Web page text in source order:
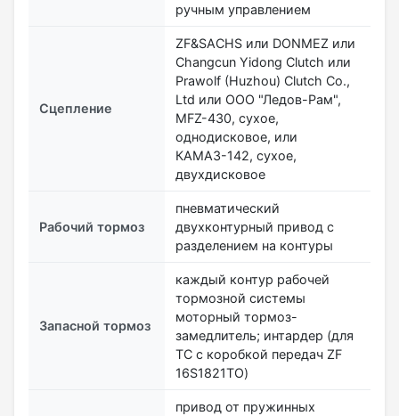
ручным управлением
Сцепление
ZF&SACHS или DONMEZ или
Changcun Yidong Clutch или
Prawolf (Huzhou) Clutch Co.,
Ltd или ООО "Ледов-Рам",
MFZ-430, сухое,
однодисковое, или
КАМАЗ-142, сухое,
двухдисковое
Рабочий тормоз
пневматический
двухконтурный привод с
разделением на контуры
Запасной тормоз
каждый контур рабочей
тормозной системы
моторный тормоз-
замедлитель; интардер (для
ТС с коробкой передач ZF
16S1821TO)
привод от пружинных